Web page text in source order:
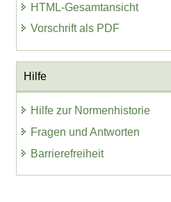
HTML-Gesamtansicht
Vorschrift als PDF
Hilfe
Hilfe zur Normenhistorie
Fragen und Antworten
Barrierefreiheit